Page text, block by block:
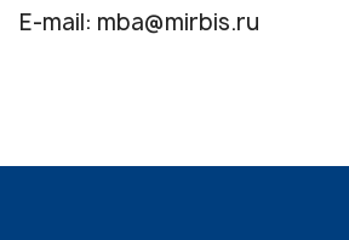
E-mail: mba@mirbis.ru